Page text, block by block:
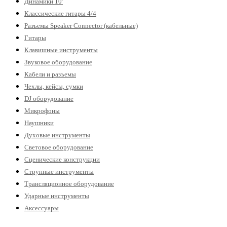
Классические гитары 4/4
Разъемы Speaker Connector (кабельные)
Гитары
Клавишные инструменты
Звуковое оборудование
Кабели и разъемы
Чехлы, кейсы, сумки
DJ оборудование
Микрофоны
Наушники
Духовые инструменты
Световое оборудование
Сценические конструкции
Струнные инструменты
Трансляционное оборудование
Ударные инструменты
Аксессуары